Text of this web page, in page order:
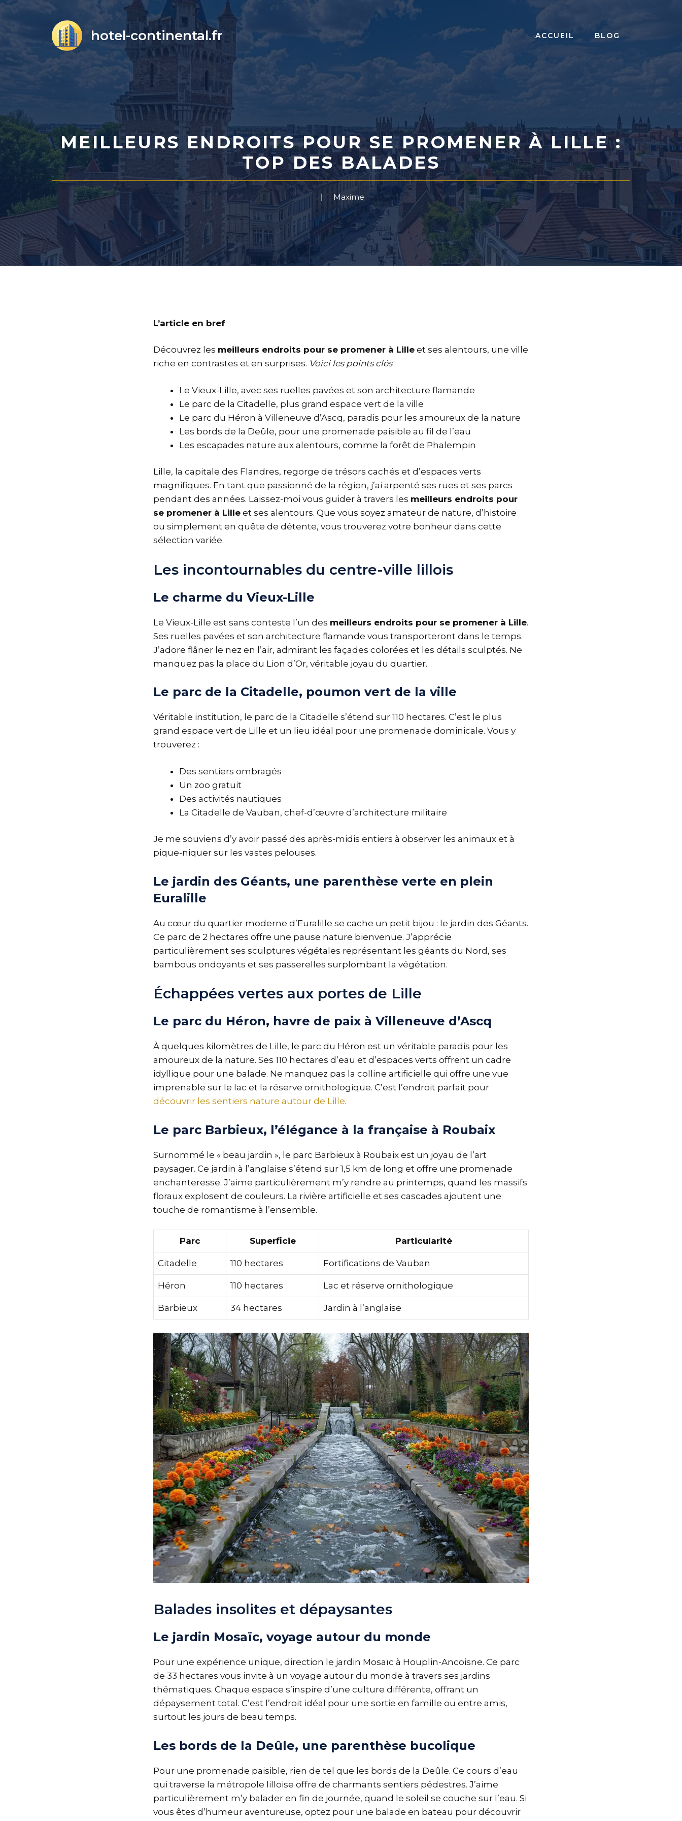
Aller
hotel-continental.fr ACCUEIL BLOG
MEILLEURS ENDROITS POUR SE PROMENER À LILLE :
TOP DES BALADES
Maxime
L’article en bref
Découvrez les meilleurs endroits pour se promener à Lille et ses alentours, une ville
riche en contrastes et en surprises. Voici les points clés:
Le Vieux-Lille, avec ses ruelles pavées et son architecture flamande
Le parc de la Citadelle, plus grand espace vert de la ville
Le parc du Héron à Villeneuve d’Ascq, paradis pour les amoureux de la nature
Les bords de la Deûle, pour une promenade paisible au fil de l’eau
Les escapades nature aux alentours, comme la forêt de Phalempin
Lille, la capitale des Flandres, regorge de trésors cachés et d’espaces verts
magnifiques. En tant que passionné de la région, j’ai arpenté ses rues et ses parcs
pendant des années. Laissez-moi vous guider à travers les meilleurs endroits pour
se promener à Lille et ses alentours. Que vous soyez amateur de nature, d’histoire
ou simplement en quête de détente, vous trouverez votre bonheur dans cette
sélection variée.
Les incontournables du centre-ville lillois
Le charme du Vieux-Lille
Le Vieux-Lille est sans conteste l’un des meilleurs endroits pour se promener à Lille.
Ses ruelles pavées et son architecture flamande vous transporteront dans le temps.
J’adore flâner le nez en l’air, admirant les façades colorées et les détails sculptés. Ne
manquez pas la place du Lion d’Or, véritable joyau du quartier.
Le parc de la Citadelle, poumon vert de la ville
Véritable institution, le parc de la Citadelle s’étend sur 110 hectares. C’est le plus
grand espace vert de Lille et un lieu idéal pour une promenade dominicale. Vous y
trouverez :
Des sentiers ombragés
Un zoo gratuit
Des activités nautiques
La Citadelle de Vauban, chef-d’œuvre d’architecture militaire
Je me souviens d’y avoir passé des après-midis entiers à observer les animaux et à
pique-niquer sur les vastes pelouses.
Le jardin des Géants, une parenthèse verte en plein
Euralille
Au cœur du quartier moderne d’Euralille se cache un petit bijou : le jardin des Géants.
Ce parc de 2 hectares offre une pause nature bienvenue. J’apprécie
particulièrement ses sculptures végétales représentant les géants du Nord, ses
bambous ondoyants et ses passerelles surplombant la végétation.
Échappées vertes aux portes de Lille
Le parc du Héron, havre de paix à Villeneuve d’Ascq
À quelques kilomètres de Lille, le parc du Héron est un véritable paradis pour les
amoureux de la nature. Ses 110 hectares d’eau et d’espaces verts offrent un cadre
idyllique pour une balade. Ne manquez pas la colline artificielle qui offre une vue
imprenable sur le lac et la réserve ornithologique. C’est l’endroit parfait pour
découvrir les sentiers nature autour de Lille.
Le parc Barbieux, l’élégance à la française à Roubaix
Surnommé le « beau jardin », le parc Barbieux à Roubaix est un joyau de l’art
paysager. Ce jardin à l’anglaise s’étend sur 1,5 km de long et offre une promenade
enchanteresse. J’aime particulièrement m’y rendre au printemps, quand les massifs
floraux explosent de couleurs. La rivière artificielle et ses cascades ajoutent une
touche de romantisme à l’ensemble.
Parc Superficie Particularité
Citadelle 110 hectares Fortifications de Vauban
Héron 110 hectares Lac et réserve ornithologique
Barbieux 34 hectares Jardin à l’anglaise
Balades insolites et dépaysantes
Le jardin Mosaïc, voyage autour du monde
Pour une expérience unique, direction le jardin Mosaïc à Houplin-Ancoisne. Ce parc
de 33 hectares vous invite à un voyage autour du monde à travers ses jardins
thématiques. Chaque espace s’inspire d’une culture différente, offrant un
dépaysement total. C’est l’endroit idéal pour une sortie en famille ou entre amis,
surtout les jours de beau temps.
Les bords de la Deûle, une parenthèse bucolique
Pour une promenade paisible, rien de tel que les bords de la Deûle. Ce cours d’eau
qui traverse la métropole lilloise offre de charmants sentiers pédestres. J’aime
particulièrement m’y balader en fin de journée, quand le soleil se couche sur l’eau. Si
vous êtes d’humeur aventureuse, optez pour une balade en bateau pour découvrir